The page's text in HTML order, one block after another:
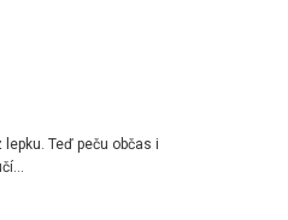
Teď peču občas i